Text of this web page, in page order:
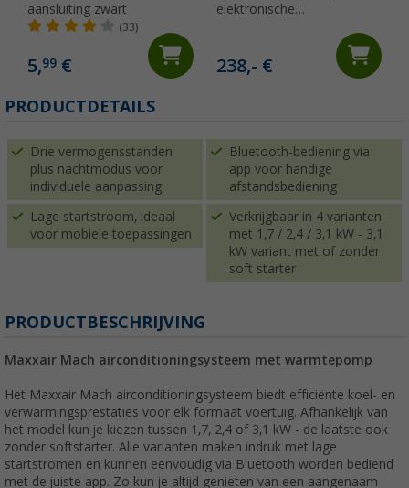
aansluiting zwart
(33)
5,99 €
elektronische
238,- €
PRODUCTDETAILS
Drie vermogensstanden
plus nachtmodus voor
individuele aanpassing
Bluetooth-bediening via
app voor handige
afstandsbediening
Lage startstroom, ideaal
voor mobiele toepassingen
Verkrijgbaar in 4 varianten
met 1,7 / 2,4 / 3,1 kW - 3,1
kW variant met of zonder
soft starter
PRODUCTBESCHRIJVING
Maxxair Mach airconditioningsysteem met warmtepomp
Het Maxxair Mach airconditioningsysteem biedt efficiënte koel- en
verwarmingsprestaties voor elk formaat voertuig. Afhankelijk van
het model kun je kiezen tussen 1,7, 2,4 of 3,1 kW - de laatste ook
zonder softstarter. Alle varianten maken indruk met lage
startstromen en kunnen eenvoudig via Bluetooth worden bediend
met de juiste app. Zo kun je altijd genieten van een aangenaam